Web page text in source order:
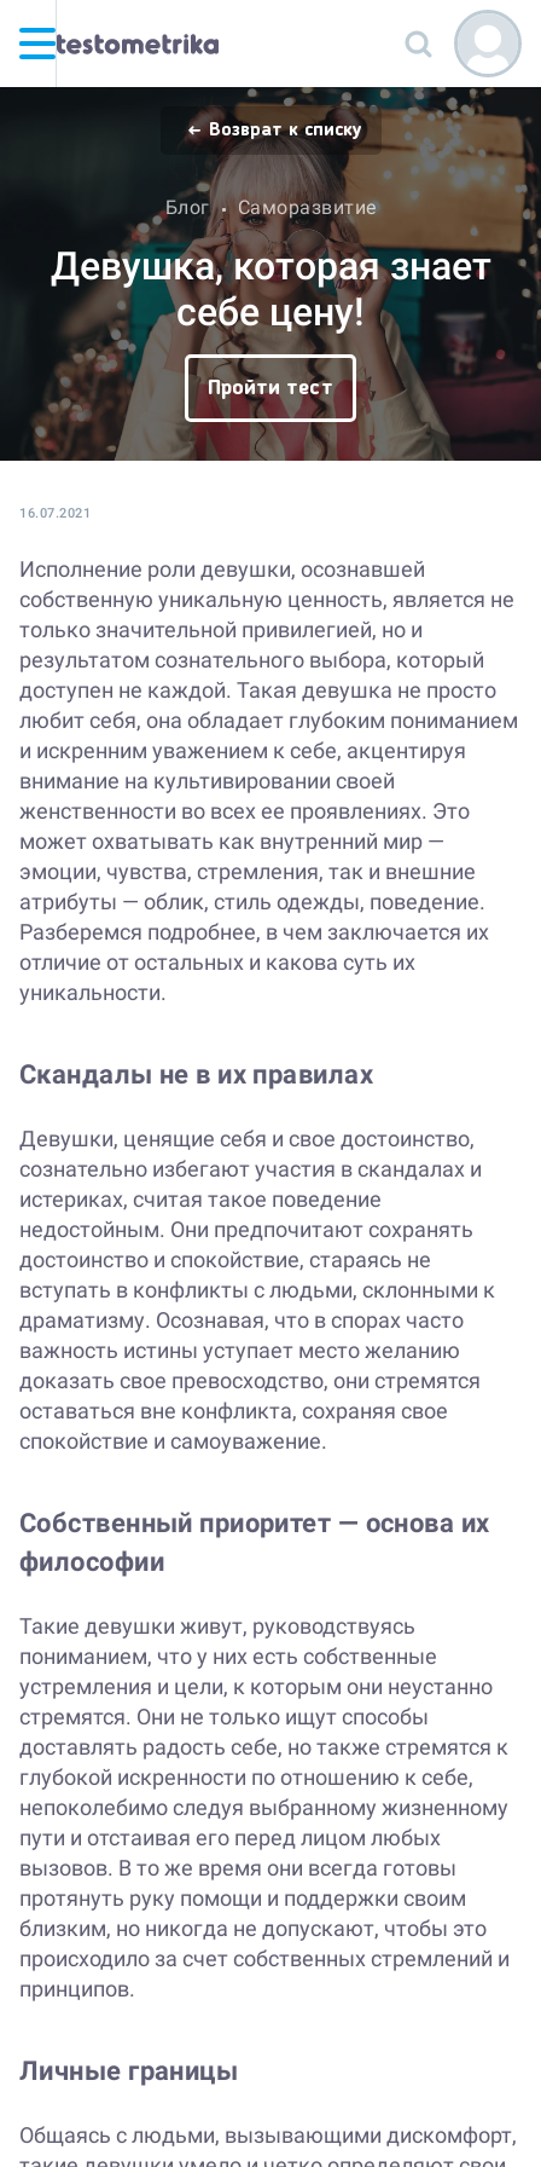
Возврат к списку
Блог Саморазвитие
Девушка, которая знает
себе цену!
Пройти тест
16.07.2021
Исполнение роли девушки, осознавшей
собственную уникальную ценность, является не
только значительной привилегией, но и
результатом сознательного выбора, который
доступен не каждой. Такая девушка не просто
любит себя, она обладает глубоким пониманием
и искренним уважением к себе, акцентируя
внимание на культивировании своей
женственности во всех ее проявлениях. Это
может охватывать как внутренний мир —
эмоции, чувства, стремления, так и внешние
атрибуты — облик, стиль одежды, поведение.
Разберемся подробнее, в чем заключается их
отличие от остальных и какова суть их
уникальности.
Скандалы не в их правилах
Девушки, ценящие себя и свое достоинство,
сознательно избегают участия в скандалах и
истериках, считая такое поведение
недостойным. Они предпочитают сохранять
достоинство и спокойствие, стараясь не
вступать в конфликты с людьми, склонными к
драматизму. Осознавая, что в спорах часто
важность истины уступает место желанию
доказать свое превосходство, они стремятся
оставаться вне конфликта, сохраняя свое
спокойствие и самоуважение.
Собственный приоритет — основа их
философии
Такие девушки живут, руководствуясь
пониманием, что у них есть собственные
устремления и цели, к которым они неустанно
стремятся. Они не только ищут способы
доставлять радость себе, но также стремятся к
глубокой искренности по отношению к себе,
непоколебимо следуя выбранному жизненному
пути и отстаивая его перед лицом любых
вызовов. В то же время они всегда готовы
протянуть руку помощи и поддержки своим
близким, но никогда не допускают, чтобы это
происходило за счет собственных стремлений и
принципов.
Личные границы
Общаясь с людьми, вызывающими дискомфорт,